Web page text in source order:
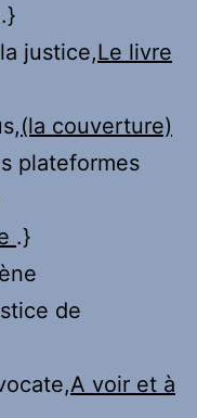
justice,Le livre
(la couverture)
plateformes
.}
de
A voir et à